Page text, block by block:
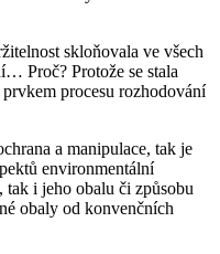
skloňovala ve všech
Proč? Protože se stala
procesu rozhodování
a manipulace, tak je
environmentální
tak i jeho obalu či způsobu
obaly od konvenčních